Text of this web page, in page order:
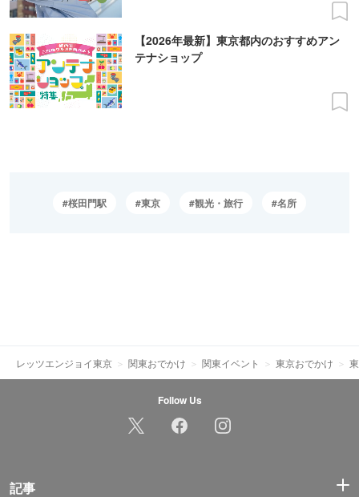
【2026年最新】東京都内のおすすめアン
テナショップ
桜田門駅 東京 観光・旅行 名所
レッツエンジョイ東京 関東おでかけ 関東イベント 東京おでかけ
Follow Us
記事